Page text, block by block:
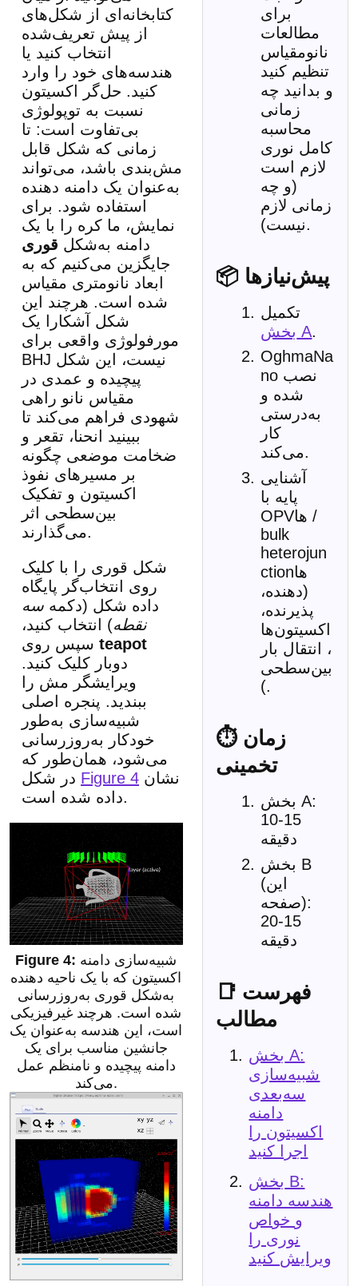
برای
مطالعات
نانومقیاس
تنظیم کنید
و بدانید چه
زمانی
محاسبه
کامل نوری
لازم است
(و چه
زمانی لازم
نیست).
📦 پیش‌نیازها
تکمیل
بخش A.
OghmaNa
no نصب
شده و
به‌درستی
کار
می‌کند.
آشنایی
پایه با
OPVها /
bulk
heterojun
ctionها
(دهنده،
پذیرنده،
اکسیتون‌ها
، انتقال بار
بین‌سطحی
).
⏱ زمان
تخمینی
بخش A:
10-15
دقیقه
بخش B
(این
صفحه):
15-20
دقیقه
📑 فهرست
مطالب
بخش A:
شبیه‌سازی
سه‌بعدی
دامنه
اکسیتون را
اجرا کنید
بخش B:
هندسه دامنه
و خواص
نوری را
ویرایش کنید
کتابخانه‌ای از شکل‌های
از پیش تعریف‌شده
انتخاب کنید یا
هندسه‌های خود را وارد
کنید. حل‌گر اکسیتون
نسبت به توپولوژی
بی‌تفاوت است: تا
زمانی که شکل قابل
مش‌بندی باشد، می‌تواند
به‌عنوان یک دامنه دهنده
استفاده شود. برای
نمایش، ما کره را با یک
دامنه به‌شکل قوری
جایگزین می‌کنیم که به
ابعاد نانومتری مقیاس
شده است. هرچند این
شکل آشکارا یک
مورفولوژی واقعی برای
BHJ نیست، این شکل
پیچیده و عمدی در
مقیاس نانو راهی
شهودی فراهم می‌کند تا
ببینید انحنا، تقعر و
ضخامت موضعی چگونه
بر مسیرهای نفوذ
اکسیتون و تفکیک
بین‌سطحی اثر
می‌گذارند.
شکل قوری را با کلیک
روی انتخاب‌گر پایگاه
داده شکل (دکمه سه
نقطه) انتخاب کنید،
teapot
دوبار کلیک کنید.
ویرایشگر مش را
ببندید. پنجره اصلی
شبیه‌سازی به‌طور
خودکار به‌روزرسانی
می‌شود، همان‌طور که
Figure 4
داده شده است.
شبیه‌سازی دامنه
اکسیتون که با یک ناحیه دهنده
به‌شکل قوری به‌روزرسانی
شده است. هرچند غیرفیزیکی
است، این هندسه به‌عنوان یک
جانشین مناسب برای یک
دامنه پیچیده و نامنظم عمل
می‌کند.